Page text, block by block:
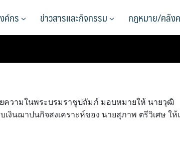
ค์กร ข่าวสารและกิจกรรม กฎหมาย/คลัง
ความในพระบรมราชูปถัมภ์ มอบหมายให้ นายวุฒิ
นฌาปนกิจสงเคราะห์ของ นายสุภาพ ตรีวิเศษ ให้